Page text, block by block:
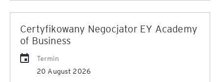
Certyfikowany Negocjator EY Academy
of Business
Termin
20 August 2026